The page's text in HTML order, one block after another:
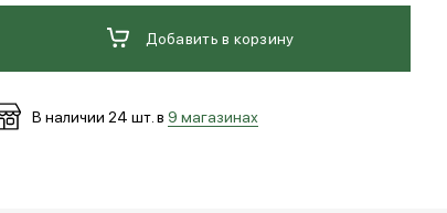
Добавить в корзину
В наличии 24 шт. в 9 магазинах